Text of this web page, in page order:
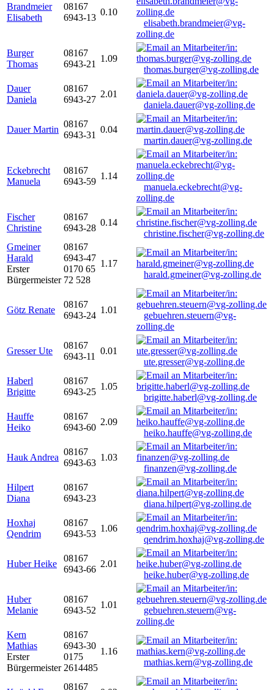
Brandmeier
Elisabeth
08167
6943-13
0.10
elisabeth.brandmeier@vg-
zolling.de
Burger
Thomas
08167
6943-21
1.09
thomas.burger@vg-zolling.de
Dauer
Daniela
08167
6943-27
2.01
daniela.dauer@vg-zolling.de
Dauer Martin
08167
6943-31
0.04
martin.dauer@vg-zolling.de
Eckebrecht
Manuela
08167
6943-59
1.14
manuela.eckebrecht@vg-
zolling.de
Fischer
Christine
08167
6943-28
0.14
christine.fischer@vg-zolling.de
Gmeiner
Harald
Erster
Bürgermeister
08167
6943-47
0170 65
72 528
1.17
harald.gmeiner@vg-zolling.de
Götz Renate
08167
6943-24
1.01
gebuehren.steuern@vg-
zolling.de
Gresser Ute
08167
6943-11
0.01
ute.gresser@vg-zolling.de
Haberl
Brigitte
08167
6943-25
1.05
brigitte.haberl@vg-zolling.de
Hauffe
Heiko
08167
6943-60
2.09
heiko.hauffe@vg-zolling.de
Hauk Andrea
08167
6943-63
1.03
finanzen@vg-zolling.de
Hilpert
Diana
08167
6943-23
diana.hilpert@vg-zolling.de
Hoxhaj
Qendrim
08167
6943-53
1.06
qendrim.hoxhaj@vg-zolling.de
Huber Heike
08167
6943-66
2.01
heike.huber@vg-zolling.de
Huber
Melanie
08167
6943-52
1.01
gebuehren.steuern@vg-
zolling.de
Kern
Mathias
Erster
Bürgermeister
08167
6943-30
0175
2614485
1.16
mathias.kern@vg-zolling.de
08167